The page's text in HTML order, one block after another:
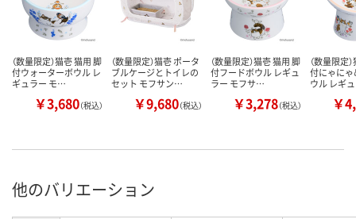
（数量限定）猫壱 猫用 脚
付ウォーターボウル レ
ギュラー モ…
￥3,680（税込）
（数量限定）猫壱 ポータ
ブルケージとトイレの
セット モフサン…
￥9,680（税込）
（数量限定）猫壱 猫用 脚
付フードボウル レギュ
ラー モフサ…
￥3,278（税込）
（数量限定
付にゃに
ウル レギ
￥
他のバリエーション